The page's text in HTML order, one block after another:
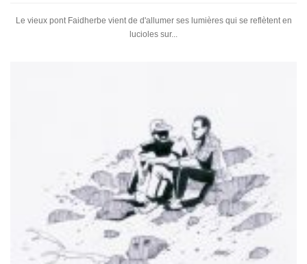
Le vieux pont Faidherbe vient de d'allumer ses lumières qui se reflètent en
lucioles sur...